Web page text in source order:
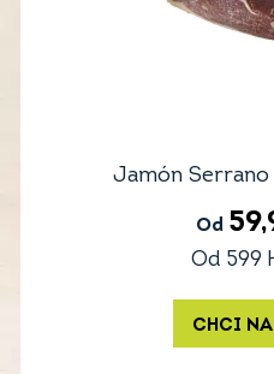
Jamón
Od
Od 599
CHCI